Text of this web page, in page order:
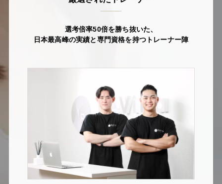
選考倍率50倍を勝ち抜いた、
日本最高峰の実績と専門資格を持つトレーナー陣